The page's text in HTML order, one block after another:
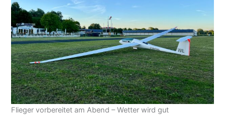
Flieger vorbereitet am Abend – Wetter wird gut